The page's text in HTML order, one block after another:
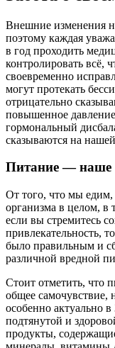
Внешние изменения
поэтому каждая
в год проходить
контролировать всё,
своевременно
могут протекать
отрицательно
повышенное
гормональный
сказываются на
Питание — наше
От того, что мы едим,
организма в целом, в
если вы стремитесь
привлекательность,
было правильным и
различной вредной
Стоит отметить, что
общее самочувствие,
особенно актуально
подтянутой и
продукты,